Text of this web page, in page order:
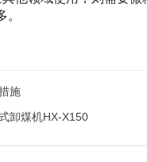
施
卸煤机HX-X150